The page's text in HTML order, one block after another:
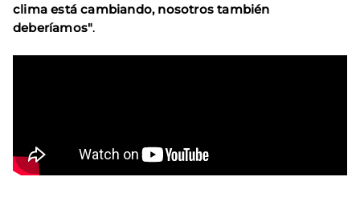
clima está cambiando, nosotros también
deberíamos".